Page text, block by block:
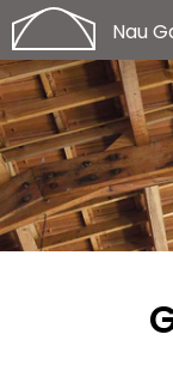
Nau